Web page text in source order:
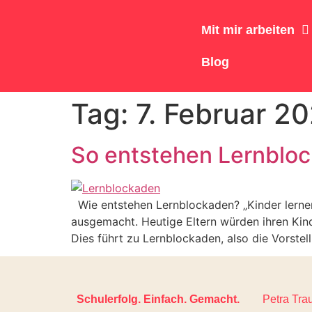
Mit mir arbeiten
Blog
Tag: 7. Februar
So entstehen
Wie entstehen Lernblockaden? „Kinder
ausgemacht. Heutige Eltern würden ihren
Dies führt zu Lernblockaden, also die
Schulerfolg. Einfach. Gemacht. Petra